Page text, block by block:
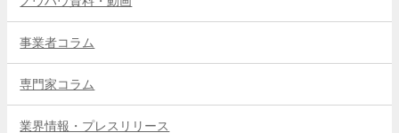
事業者コラム
専門家コラム
業界情報・プレスリリース